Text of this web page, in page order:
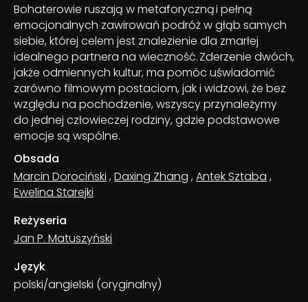
Bohaterowie ruszają w metaforyczną i pełną
emocjonalnych zawirowań podróż w głąb samych
siebie, której celem jest znalezienie dla zmarłej
idealnego partnera na wieczność. Zderzenie dwóch,
jakże odmiennych kultur, ma pomóc uświadomić
zarówno filmowym postaciom, jak i widzowi, że bez
względu na pochodzenie, wszyscy przynależymy
do jednej człowieczej rodziny, gdzie podstawowe
emocje są wspólne.
Obsada
Marcin Dorociński ,Daxing Zhang ,Antek Sztaba ,
Ewelina Starejki
Reżyseria
Jan P. Matuszyński
Język
polski/angielski (oryginalny)